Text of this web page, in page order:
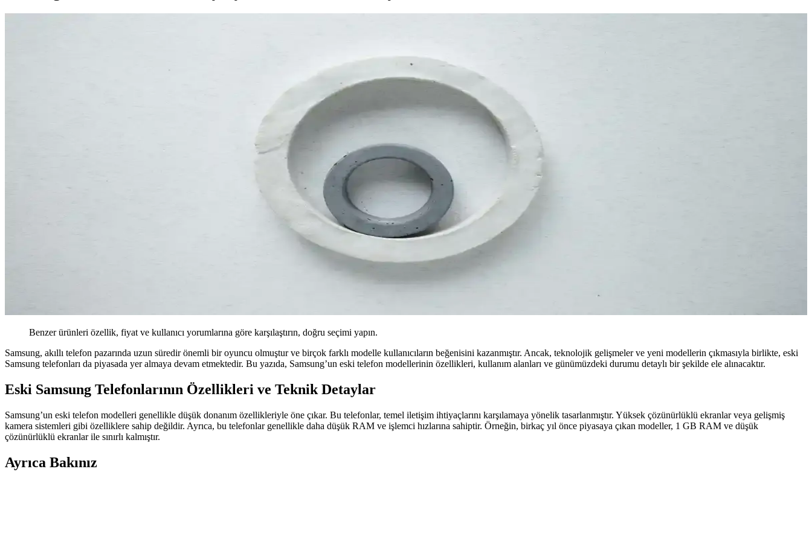
Benzer ürünleri özellik, fiyat ve kullanıcı yorumlarına göre karşılaştırın, doğru seçimi yapın.
Samsung, akıllı telefon pazarında uzun süredir önemli bir oyuncu olmuştur ve birçok farklı modelle kullanıcıların beğenisini kazanmıştır. Ancak, teknolojik gelişmeler ve yeni modellerin çıkmasıyla birlikte, eski
Samsung telefonları da piyasada yer almaya devam etmektedir. Bu yazıda, Samsung’un eski telefon modellerinin özellikleri, kullanım alanları ve günümüzdeki durumu detaylı bir şekilde ele alınacaktır.
Eski Samsung Telefonlarının Özellikleri ve Teknik Detaylar
Samsung’un eski telefon modelleri genellikle düşük donanım özellikleriyle öne çıkar. Bu telefonlar, temel iletişim ihtiyaçlarını karşılamaya yönelik tasarlanmıştır. Yüksek çözünürlüklü ekranlar veya gelişmiş
kamera sistemleri gibi özelliklere sahip değildir. Ayrıca, bu telefonlar genellikle daha düşük RAM ve işlemci hızlarına sahiptir. Örneğin, birkaç yıl önce piyasaya çıkan modeller, 1 GB RAM ve düşük
çözünürlüklü ekranlar ile sınırlı kalmıştır.
Ayrıca Bakınız